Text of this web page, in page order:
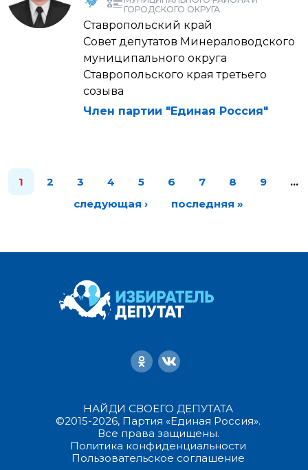
ГОРОДСКОГО ОКРУГА
Ставропольский край
Совет депутатов Минераловодского
муниципального округа
Ставропольского края третьего
созыва
Член партии "Единая Россия"
1 2 3 4 5 6 7 8 9
…
следующая ›
последняя »
НАЙДИ СВОЕГО ДЕПУТАТА
©2015-2026, Партия «Единая Россия».
Все права защищены.
Политика конфиденциальности
Пользовательское соглашение